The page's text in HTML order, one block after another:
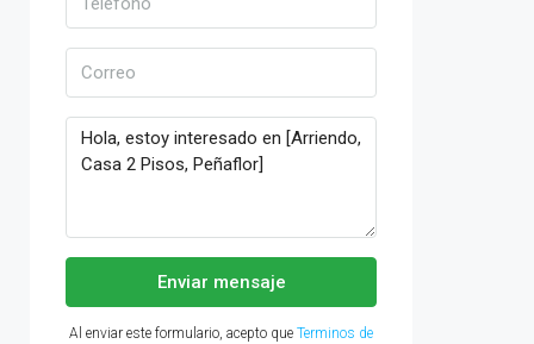
Enviar mensaje
Al enviar este formulario, acepto que Terminos de